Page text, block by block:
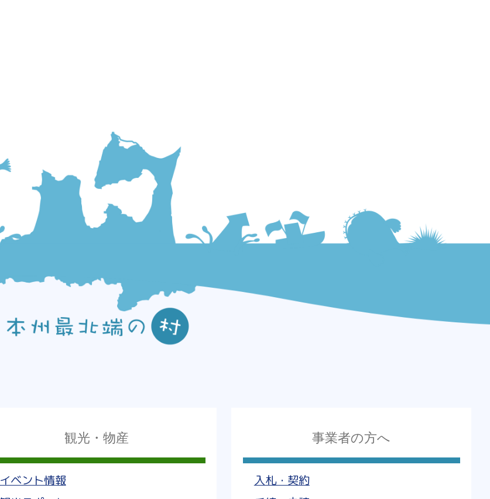
観光・物産
イベント情報
事業者の方へ
入札・契約